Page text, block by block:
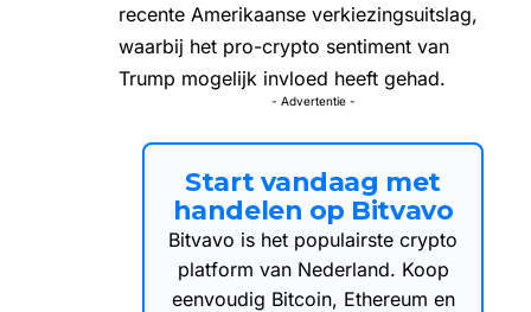
recente Amerikaanse verkiezingsuitslag,
waarbij het pro-crypto sentiment van
Trump mogelijk invloed heeft gehad.
- Advertentie -
Start vandaag met
handelen op Bitvavo
Bitvavo is het populairste crypto
platform van Nederland. Koop
eenvoudig Bitcoin, Ethereum en